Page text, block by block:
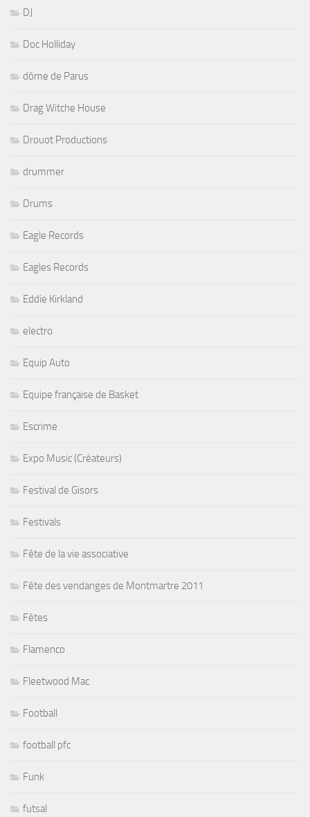
DJ
Doc Holliday
dôme de Parus
Drag Witche House
Drouot Productions
drummer
Drums
Eagle Records
Eagles Records
Eddie Kirkland
electro
Equip Auto
Equipe française de Basket
Escrime
Expo Music (Créateurs)
Festival de Gisors
Festivals
Fête de la vie associative
Fête des vendanges de Montmartre 2011
Fêtes
Flamenco
Fleetwood Mac
Football
football pfc
Funk
futsal